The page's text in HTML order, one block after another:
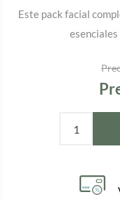
Este pack facial